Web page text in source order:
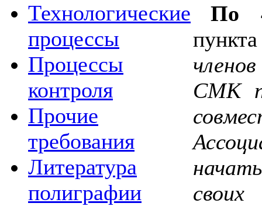
Технологические
процессы
Процессы
контроля
Прочие
требования
Литература
полиграфии
По
СМК
своих